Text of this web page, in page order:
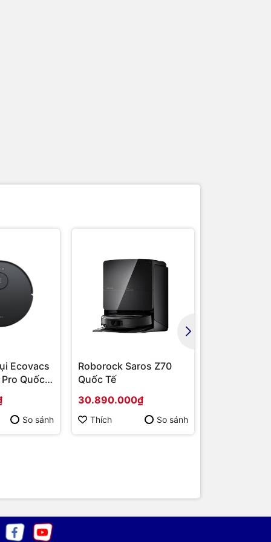
Ecovacs
Quốc
So sánh
Roborock Saros Z70
Quốc Tế
30.890.000₫
Thích So sánh
Liên hệ
Chúng
Thiết bị
máynhư